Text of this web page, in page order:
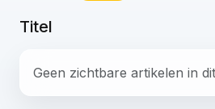
Titel
Geen zichtbare artikelen in